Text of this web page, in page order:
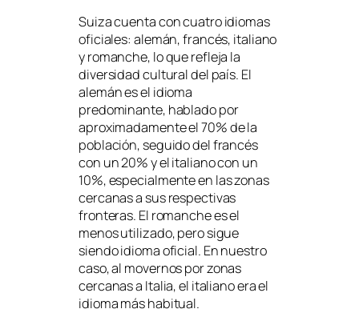
Suiza cuenta con cuatro idiomas
oficiales: alemán, francés, italiano
y romanche, lo que refleja la
diversidad cultural del país. El
alemán es el idioma
predominante, hablado por
aproximadamente el 70% de la
población, seguido del francés
con un 20% y el italiano con un
10%, especialmente en las zonas
cercanas a sus respectivas
fronteras. El romanche es el
menos utilizado, pero sigue
siendo idioma oficial. En nuestro
caso, al movernos por zonas
cercanas a Italia, el italiano era el
idioma más habitual.